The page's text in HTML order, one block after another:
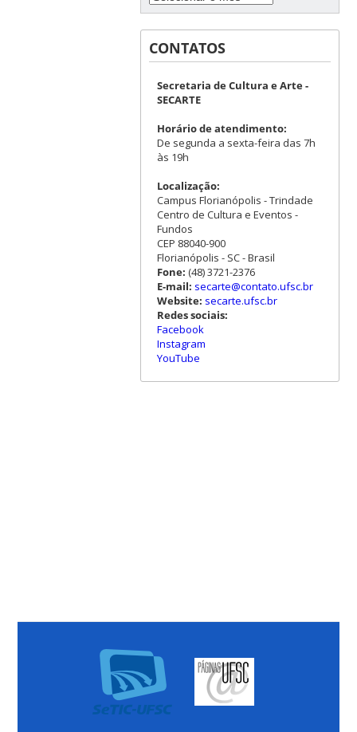
CONTATOS
Secretaria de Cultura e Arte -
SECARTE
Horário de atendimento:
De segunda a sexta-feira das 7h
às 19h
Localização:
Campus Florianópolis - Trindade
Centro de Cultura e Eventos -
Fundos
CEP 88040-900
Florianópolis - SC - Brasil
Fone: (48) 3721-2376
E-mail: secarte@contato.ufsc.br
Website: secarte.ufsc.br
Redes sociais:
Facebook
Instagram
YouTube